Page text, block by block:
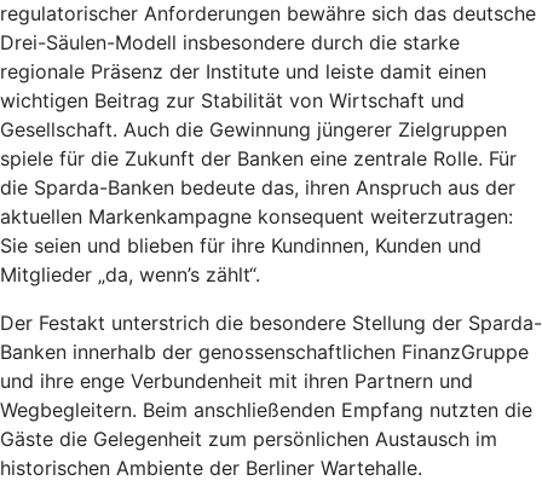
regulatorischer Anforderungen bewähre sich das deutsche
Drei-Säulen-Modell insbesondere durch die starke
regionale Präsenz der Institute und leiste damit einen
wichtigen Beitrag zur Stabilität von Wirtschaft und
Gesellschaft. Auch die Gewinnung jüngerer Zielgruppen
spiele für die Zukunft der Banken eine zentrale Rolle. Für
die Sparda-Banken bedeute das, ihren Anspruch aus der
aktuellen Markenkampagne konsequent weiterzutragen:
Sie seien und blieben für ihre Kundinnen, Kunden und
Mitglieder „da, wenn’s zählt“.
Der Festakt unterstrich die besondere Stellung der Sparda-
Banken innerhalb der genossenschaftlichen FinanzGruppe
und ihre enge Verbundenheit mit ihren Partnern und
Wegbegleitern. Beim anschließenden Empfang nutzten die
Gäste die Gelegenheit zum persönlichen Austausch im
historischen Ambiente der Berliner Wartehalle.